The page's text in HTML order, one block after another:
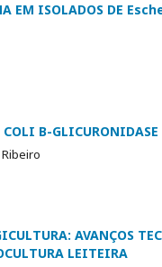
EM ISOLADOS DE
COLI Β-
AVANÇOS
LEITEIRA